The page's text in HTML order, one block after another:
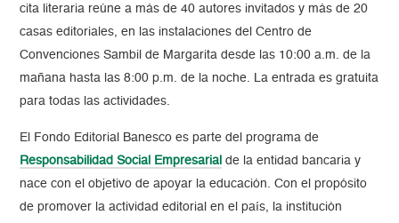
cita literaria reúne a más de 40 autores invitados y más de 20
casas editoriales, en las instalaciones del Centro de
Convenciones Sambil de Margarita desde las 10:00 a.m. de la
mañana hasta las 8:00 p.m. de la noche. La entrada es gratuita
para todas las actividades.
El Fondo Editorial Banesco es parte del programa de
Responsabilidad Social Empresarial de la entidad bancaria y
nace con el objetivo de apoyar la educación. Con el propósito
de promover la actividad editorial en el país, la institución